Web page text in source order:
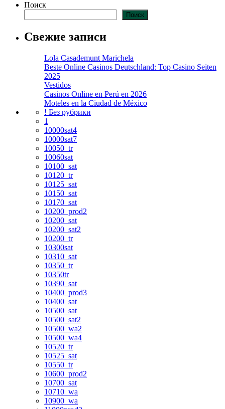
Поиск
Поиск
Свежие записи
Lola Casademunt Marichela
Beste Online Casinos Deutschland: Top Casino Seiten
2025
Vestidos
Casinos Online en Perú en 2026
Moteles en la Ciudad de México
! Без рубрики
1
10000sat4
10000sat7
10050_tr
10060sat
10100_sat
10120_tr
10125_sat
10150_sat
10170_sat
10200_prod2
10200_sat
10200_sat2
10200_tr
10300sat
10310_sat
10350_tr
10350tr
10390_sat
10400_prod3
10400_sat
10500_sat
10500_sat2
10500_wa2
10500_wa4
10520_tr
10525_sat
10550_tr
10600_prod2
10700_sat
10710_wa
10900_wa